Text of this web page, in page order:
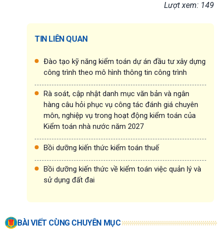
Lượt xem: 149
TIN LIÊN QUAN
Đào tạo kỹ năng kiểm toán dự án đầu tư xây dựng
công trình theo mô hình thông tin công trình
Rà soát, cập nhật danh mục văn bản và ngân
hàng câu hỏi phục vụ công tác đánh giá chuyên
môn, nghiệp vụ trong hoạt động kiểm toán của
Kiểm toán nhà nước năm 2027
Bồi dưỡng kiến thức kiểm toán thuế
Bồi dưỡng kiến thức về kiểm toán việc quản lý và
sử dụng đất đai
BÀI VIẾT CÙNG CHUYÊN MỤC